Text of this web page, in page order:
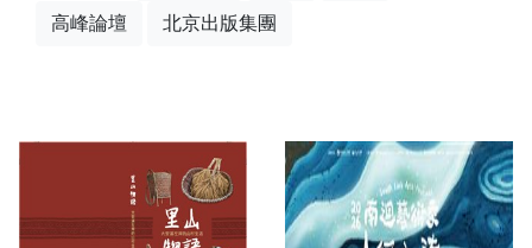
高峰論壇 北京出版集團